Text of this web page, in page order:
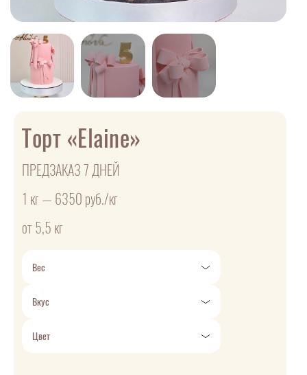
Торт «Elaine»
ПРЕДЗАКАЗ 7 ДНЕЙ
1 кг — 6350 руб./кг
от 5,5 кг
Вес
Вкус
Цвет